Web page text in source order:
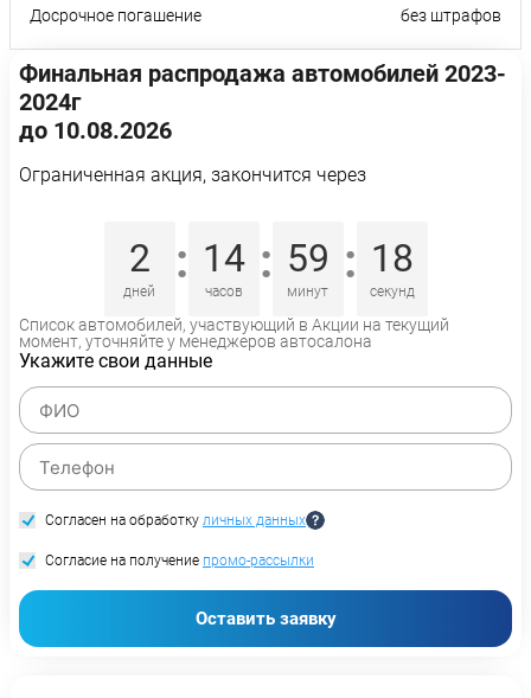
Досрочное погашение
без штрафов
Финальная распродажа автомобилей 2023-
2024г
до 10.08.2026
Ограниченная акция, закончится через
2
дней
: 14
часов
: 59
минут
: 18
секунд
Список автомобилей, участвующий в Акции на текущий
момент, уточняйте у менеджеров автосалона
Укажите свои данные
Согласен на обработку личных данных
Согласие на получение промо-рассылки
Оставить заявку